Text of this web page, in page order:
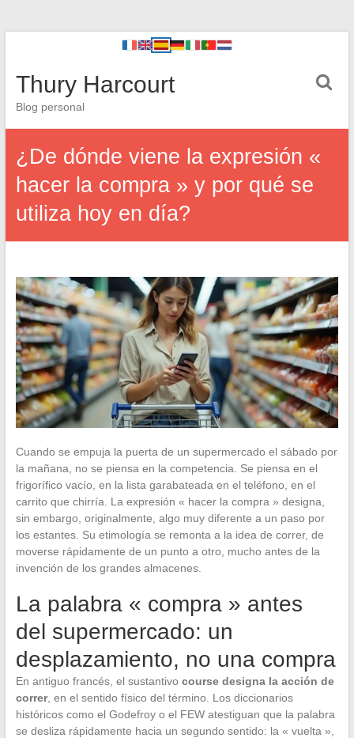
Thury Harcourt
Blog personal
¿De dónde viene la expresión «
hacer la compra » y por qué se
utiliza hoy en día?
Cuando se empuja la puerta de un supermercado el sábado por
la mañana, no se piensa en la competencia. Se piensa en el
frigorífico vacío, en la lista garabateada en el teléfono, en el
carrito que chirría. La expresión « hacer la compra » designa,
sin embargo, originalmente, algo muy diferente a un paso por
los estantes. Su etimología se remonta a la idea de correr, de
moverse rápidamente de un punto a otro, mucho antes de la
invención de los grandes almacenes.
La palabra « compra » antes
del supermercado: un
desplazamiento, no una compra
En antiguo francés, el sustantivo course designa la acción de
correr, en el sentido físico del término. Los diccionarios
históricos como el Godefroy o el FEW atestiguan que la palabra
se desliza rápidamente hacia un segundo sentido: la « vuelta »,